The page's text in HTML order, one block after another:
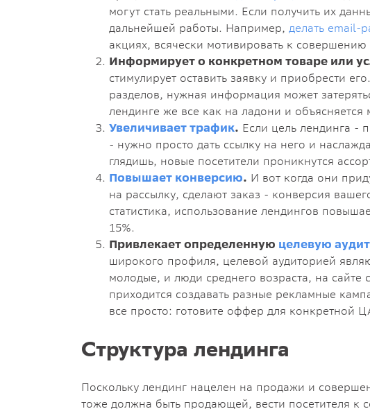
могут стать реальными. Если получить их
дальнейшей работы. Например, делать email-
акциях, всячески мотивировать к совершению
Информирует о конкретном товаре или
стимулирует оставить заявку и приобрести
разделов, нужная информация может
лендинге же все как на ладони и
Увеличивает трафик. Если цель лендинга -
- нужно просто дать ссылку на него и
глядишь, новые посетители проникнутся
Повышает конверсию. И вот когда они
на рассылку, сделают заказ - конверсия
статистика, использование лендингов
15%.
Привлекает определенную целевую
широкого профиля, целевой аудиторией
молодые, и люди среднего возраста, на сайте
приходится создавать разные рекламные
все просто: готовите оффер для конкретной
Структура лендинга
Поскольку лендинг нацелен на продажи и
тоже должна быть продающей, вести посетителя к